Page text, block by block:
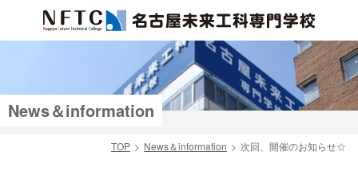
News＆information
TOP News＆information 次回、開催のお知らせ☆